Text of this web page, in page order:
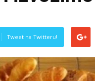
Tweet na Twitteru!